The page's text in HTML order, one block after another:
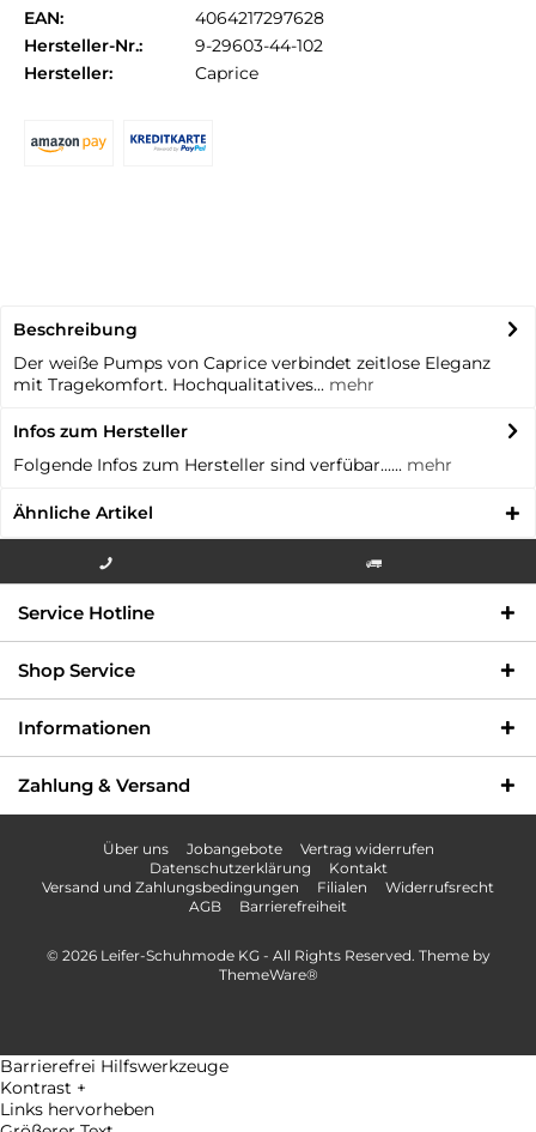
EAN:
4064217297628
Hersteller-Nr.:
9-29603-44-102
Hersteller:
Caprice
Beschreibung
Der weiße Pumps von Caprice verbindet zeitlose Eleganz
mit Tragekomfort. Hochqualitatives... mehr
Infos zum Hersteller
Folgende Infos zum Hersteller sind verfübar...... mehr
Ähnliche Artikel
000
Service Hotline
Shop Service
Informationen
Zahlung & Versand
Über uns Jobangebote
Vertrag widerrufen
Datenschutzerklärung
Kontakt
Versand und Zahlungsbedingungen
Filialen
Widerrufsrecht
AGB
Barrierefreiheit
© 2026 Leifer-Schuhmode KG - All Rights Reserved. Theme by
ThemeWare®
Barrierefrei Hilfswerkzeuge
Kontrast +
Links hervorheben